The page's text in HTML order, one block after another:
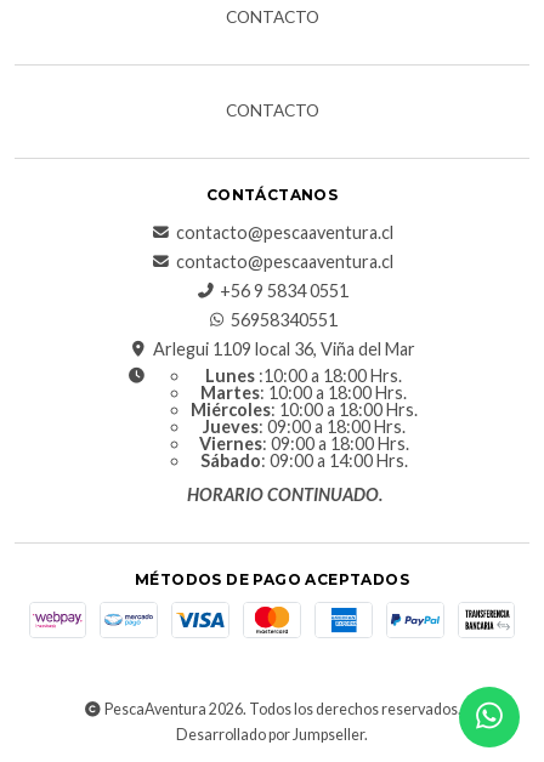
CONTACTO
CONTACTO
CONTÁCTANOS
contacto@pescaaventura.cl
contacto@pescaaventura.cl
+56 9 5834 0551
56958340551
Arlegui 1109 local 36, Viña del Mar
Lunes :10:00 a 18:00 Hrs.
Martes: 10:00 a 18:00 Hrs.
Miércoles: 10:00 a 18:00 Hrs.
Jueves: 09:00 a 18:00 Hrs.
Viernes: 09:00 a 18:00 Hrs.
Sábado: 09:00 a 14:00 Hrs.
HORARIO CONTINUADO.
MÉTODOS DE PAGO ACEPTADOS
PescaAventura 2026. Todos los derechos reservados.
Desarrollado por Jumpseller.